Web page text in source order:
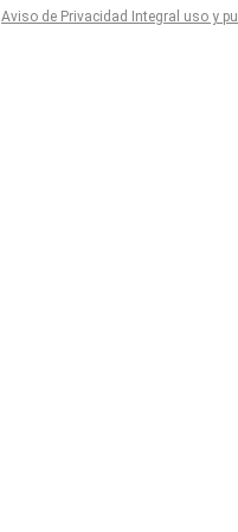
Aviso de Privacidad Integral uso y